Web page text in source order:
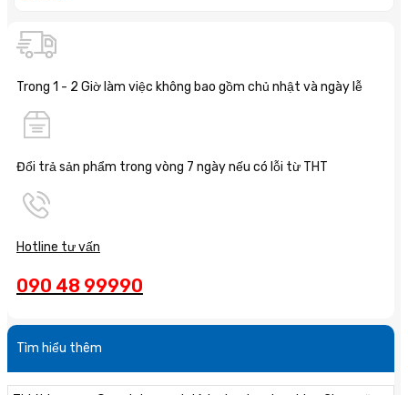
Trong 1 - 2 Giờ làm việc không bao gồm chủ nhật và ngày lễ
Đổi trả sản phẩm trong vòng 7 ngày nếu có lỗi từ THT
Hotline tư vấn
090 48 99990
Tìm hiểu thêm